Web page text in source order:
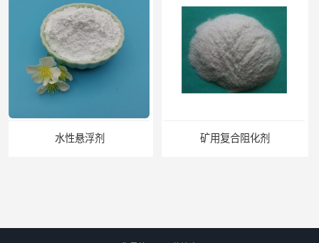
矿用复合阻化剂 复合液体阻化剂